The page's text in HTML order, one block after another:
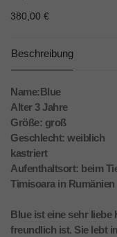
380,00 €
Beschreibung
Name:Blue
Alter 3 Jahre
Größe: groß
Geschlecht: weiblich
kastriert
Aufenthaltsort: beim
Timisoara in Rumänien
Blue ist eine sehr liebe
freundlich ist. Sie lebt